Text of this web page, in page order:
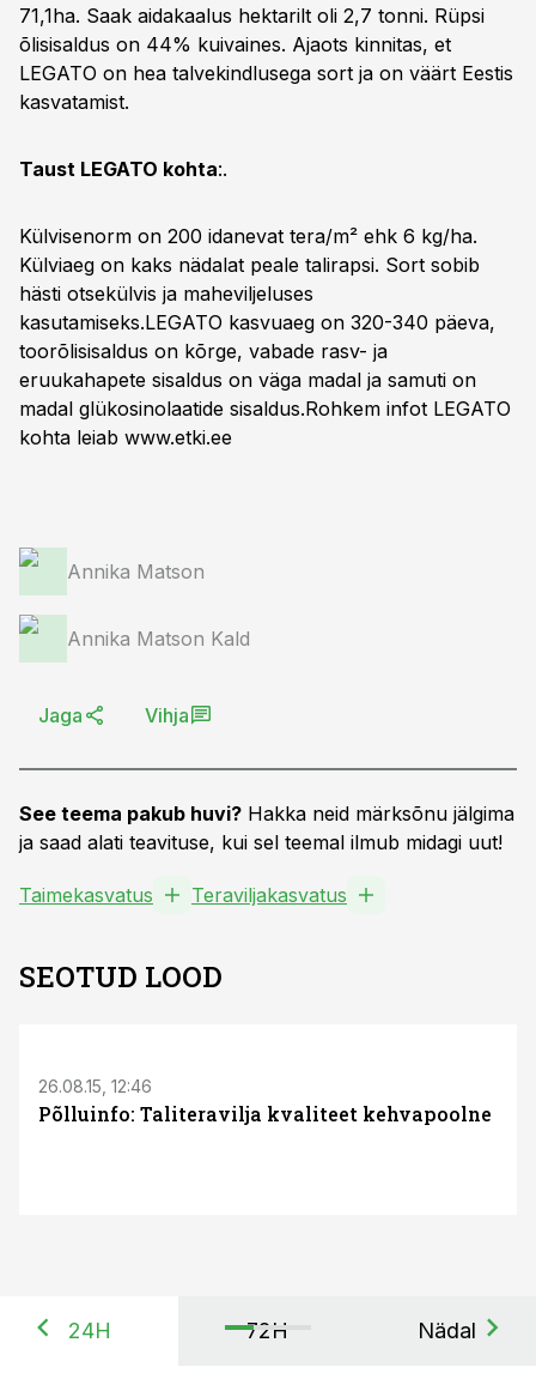
71,1ha. Saak aidakaalus hektarilt oli 2,7 tonni. Rüpsi
õlisisaldus on 44% kuivaines. Ajaots kinnitas, et
LEGATO on hea talvekindlusega sort ja on väärt Eestis
kasvatamist.
Taust LEGATO kohta:.
Külvisenorm on 200 idanevat tera/m² ehk 6 kg/ha.
Külviaeg on kaks nädalat peale talirapsi. Sort sobib
hästi otsekülvis ja maheviljeluses
kasutamiseks.LEGATO kasvuaeg on 320-340 päeva,
toorõlisisaldus on kõrge, vabade rasv- ja
eruukahapete sisaldus on väga madal ja samuti on
madal glükosinolaatide sisaldus.Rohkem infot LEGATO
kohta leiab www.etki.ee
Annika Matson
Annika Matson Kald
Jaga Vihja
See teema pakub huvi? Hakka neid märksõnu jälgima
ja saad alati teavituse, kui sel teemal ilmub midagi uut!
Taimekasvatus Teraviljakasvatus
SEOTUD LOOD
26.08.15, 12:46
Põlluinfo: Taliteravilja kvaliteet kehvapoolne
24H 72H Nädal